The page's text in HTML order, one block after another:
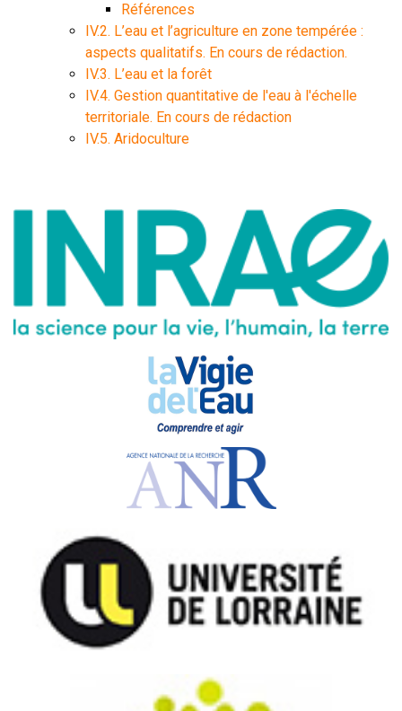
Références
IV.2. L’eau et l’agriculture en zone tempérée :
aspects qualitatifs. En cours de rédaction.
IV.3. L’eau et la forêt
IV.4. Gestion quantitative de l'eau à l'échelle
territoriale. En cours de rédaction
IV.5. Aridoculture